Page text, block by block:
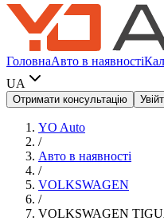
ГоловнаАвто в наявності
UA
Отримати консультацію
YO Auto
/
Авто в наявності
/
VOLKSWAGEN
/
VOLKSWAGEN